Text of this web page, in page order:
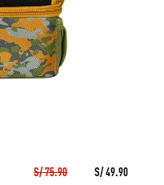
S/ 75.90 S/ 49.90